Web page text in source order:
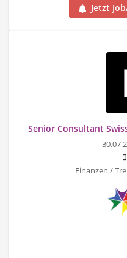
Jetzt
Senior Consultant
Finanzen /